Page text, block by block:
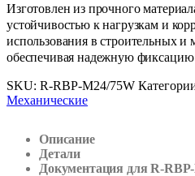
Изготовлен из прочного
устойчивостью к нагрузкам и
использования в строительных и
обеспечивая надежную фиксацию
SKU: R-RBP-M24/75W
Механические
Описание
Детали
Документация для R-